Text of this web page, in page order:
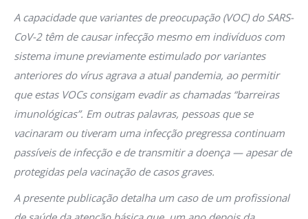
A capacidade que variantes de preocupação (VOC) do SARS-
CoV-2 têm de causar infecção mesmo em indivíduos com
sistema imune previamente estimulado por variantes
anteriores do vírus agrava a atual pandemia, ao permitir
que estas VOCs consigam evadir as chamadas “barreiras
imunológicas”. Em outras palavras, pessoas que se
vacinaram ou tiveram uma infecção pregressa continuam
passíveis de infecção e de transmitir a doença — apesar de
protegidas pela vacinação de casos graves.
A presente publicação detalha um caso de um profissional